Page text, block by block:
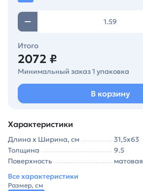
Итого
2072 ₽
Минимальный заказ 1 упаковка
В корзину
Характеристики
Длина х Ширина, см
31,5х63
Толщина
9.5
Поверхность
матовая
Все характеристики
Размер, см